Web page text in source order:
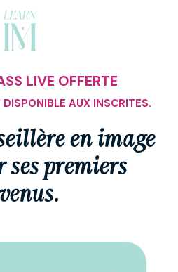
LIVE OFFERTE
AUX INSCRITES.
en image
ses premiers